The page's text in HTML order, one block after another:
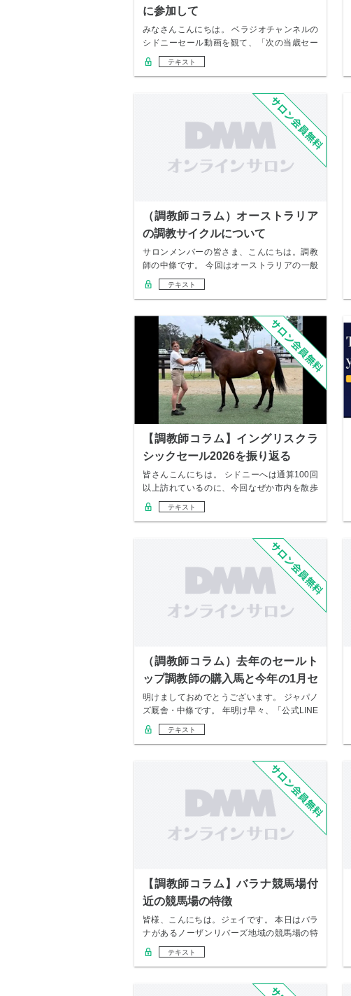
に参加して
みなさんこんにちは。 ベラジオチャンネルの
シドニーセール動画を観て、「次の当歳セー
ルではあ…
テキスト
（調教師コラム）オーストラリア
の調教サイクルについて
サロンメンバーの皆さま、こんにちは。調教
師の中條です。 今回はオーストラリアの一般
的な調教…
テキスト
【調教師コラム】イングリスクラ
シックセール2026を振り返る
皆さんこんにちは。 シドニーへは通算100回
以上訪れているのに、今回なぜか市内を散歩
して街…
テキスト
（調教師コラム）去年のセールト
ップ調教師の購入馬と今年の1月セ
リ注目馬
明けましておめでとうございます。 ジャパノ
ズ厩舎・中條です。 年明け早々、「公式LINE
ス…
テキスト
【調教師コラム】バラナ競馬場付
近の競馬場の特徴
皆様、こんにちは。ジェイです。 本日はバラ
ナがあるノーザンリバーズ地域の競馬場の特
徴につい…
テキスト